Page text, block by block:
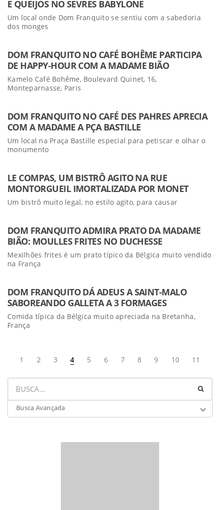
E QUEIJOS NO SEVRES BABYLONE
Um local onde Dom Franquito se sentiu com a sabedoria
dos monges
DOM FRANQUITO NO CAFÉ BOHÊME PARTICIPA
DE HAPPY-HOUR COM A MADAME BIÃO
Kamelo Café Bohême, Boulevard Quinet, 16,
Monteparnasse, Paris
DOM FRANQUITO NO CAFÉ DES PAHRES APRECIA
COM A MADAME A PÇA BASTILLE
Um local na Praça Bastille especial para petiscar e olhar o
monumento
LE COMPAS, UM BISTRÔ AGITO NA RUE
MONTORGUEIL IMORTALIZADA POR MONET
Um bistrô muito legal, no estilo agito, para causar
DOM FRANQUITO ADMIRA PRATO DA MADAME
BIÃO: MOULLES FRITES NO DUCHESSE
Mexilhões frites é um prato típico da Bélgica muito vendido
na França
DOM FRANQUITO DÁ ADEUS A SAINT-MALO
SABOREANDO GALLETA A 3 FORMAGES
Comida típica da Bélgica muito apreciada na Bretanha,
França
1 2 3 4 5 6 7 8 9 10 11
Busca Avançada